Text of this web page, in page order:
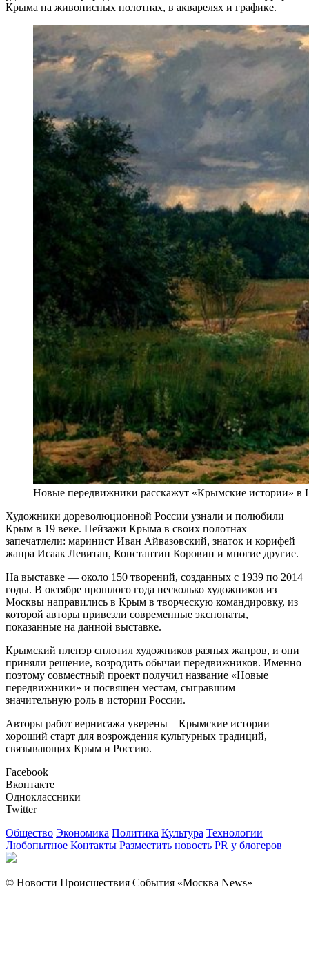
Крыма на живописных полотнах, в акварелях и графике.
Новые передвижники расскажут «Крымские истории» в
Художники дореволюционной России узнали и полюбили
Крым в 19 веке. Пейзажи Крыма в своих полотнах
запечатлели: маринист Иван Айвазовский, знаток и корифей
жанра Исаак Левитан, Константин Коровин и многие другие.
На выставке — около 150 творений, созданных с 1939 по 2014
годы. В октябре прошлого года несколько художников из
Москвы направились в Крым в творческую командировку, из
которой авторы привезли современные экспонаты,
показанные на данной выставке.
Крымский пленэр сплотил художников разных жанров, и они
приняли решение, возродить обычаи передвижников. Именно
поэтому совместный проект получил название «Новые
передвижники» и посвящен местам, сыгравшим
значительную роль в истории России.
Авторы работ вернисажа уверены – Крымские истории –
хороший старт для возрождения культурных традиций,
связывающих Крым и Россию.
Facebook
Вконтакте
Одноклассники
Twitter
Общество Экономика Политика Культура Технологии
Любопытное Контакты Разместить новость PR у блогеров
© Новости Происшествия События «Москва News»